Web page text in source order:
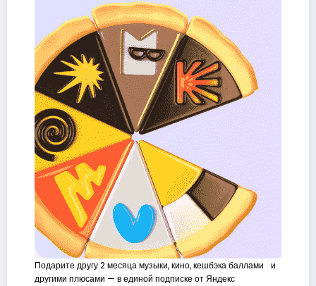
Подарите другу 2 месяца музыки, кино, кешбэка баллами и
другими плюсами — в единой подписке от Яндекс